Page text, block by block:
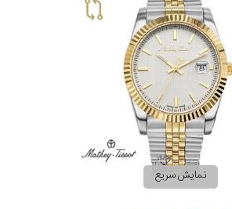
نمایش سریع